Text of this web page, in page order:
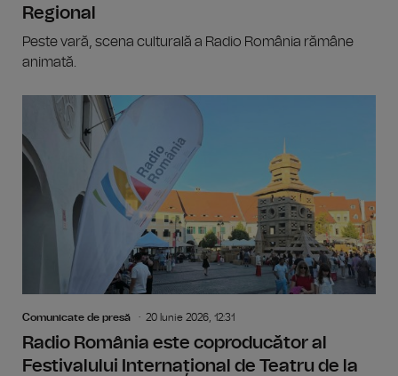
Regional
Peste vară, scena culturală a Radio România rămâne
animată.
Comunicate de presă 20 Iunie 2026, 12:31
Radio România este coproducător al
Festivalului Internațional de Teatru de la